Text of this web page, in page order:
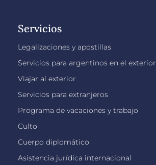
Servicios
Legalizaciones y apostillas
Servicios para argentinos en el exterior
Viajar al exterior
Servicios para extranjeros
Programa de vacaciones y trabajo
Culto
Cuerpo diplomático
Asistencia jurídica internacional